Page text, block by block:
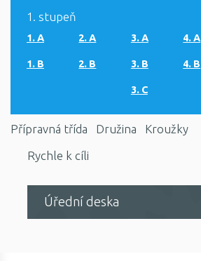
1. stupeň
1. A
1. B
2. A
2. B
3. A
3. B
3. C
4. A
4. B
Přípravná třída Družina
Kroužky
Rychle k cíli
Úřední deska